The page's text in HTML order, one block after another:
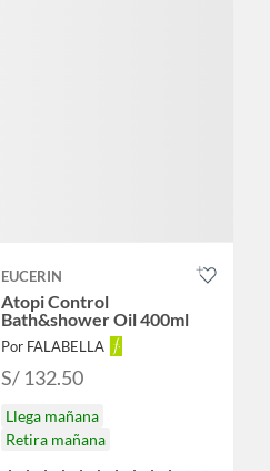
EUCERIN
Atopi Control
Bath&shower Oil 400ml
Por FALABELLA
S/ 132.50
Llega mañana
Retira mañana